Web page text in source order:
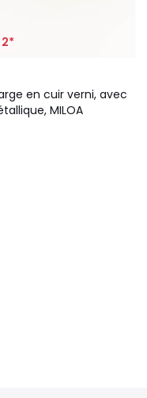
en cuir verni, avec
MILOA